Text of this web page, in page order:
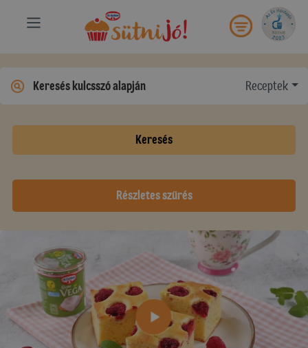
Receptek
Keresés
Részletes szűrés